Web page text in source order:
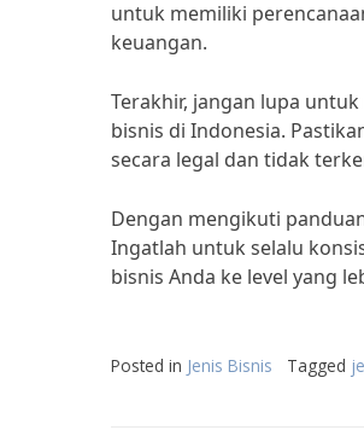
untuk memiliki
keuangan.
Terakhir, jangan lupa
bisnis di Indonesia.
secara legal dan tidak
Dengan mengikuti
Ingatlah untuk selalu
bisnis Anda ke level yang
Posted in Jenis Bisnis Tagged